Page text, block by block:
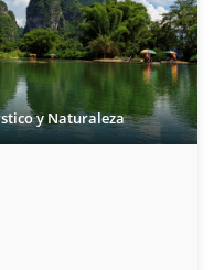
y Naturaleza